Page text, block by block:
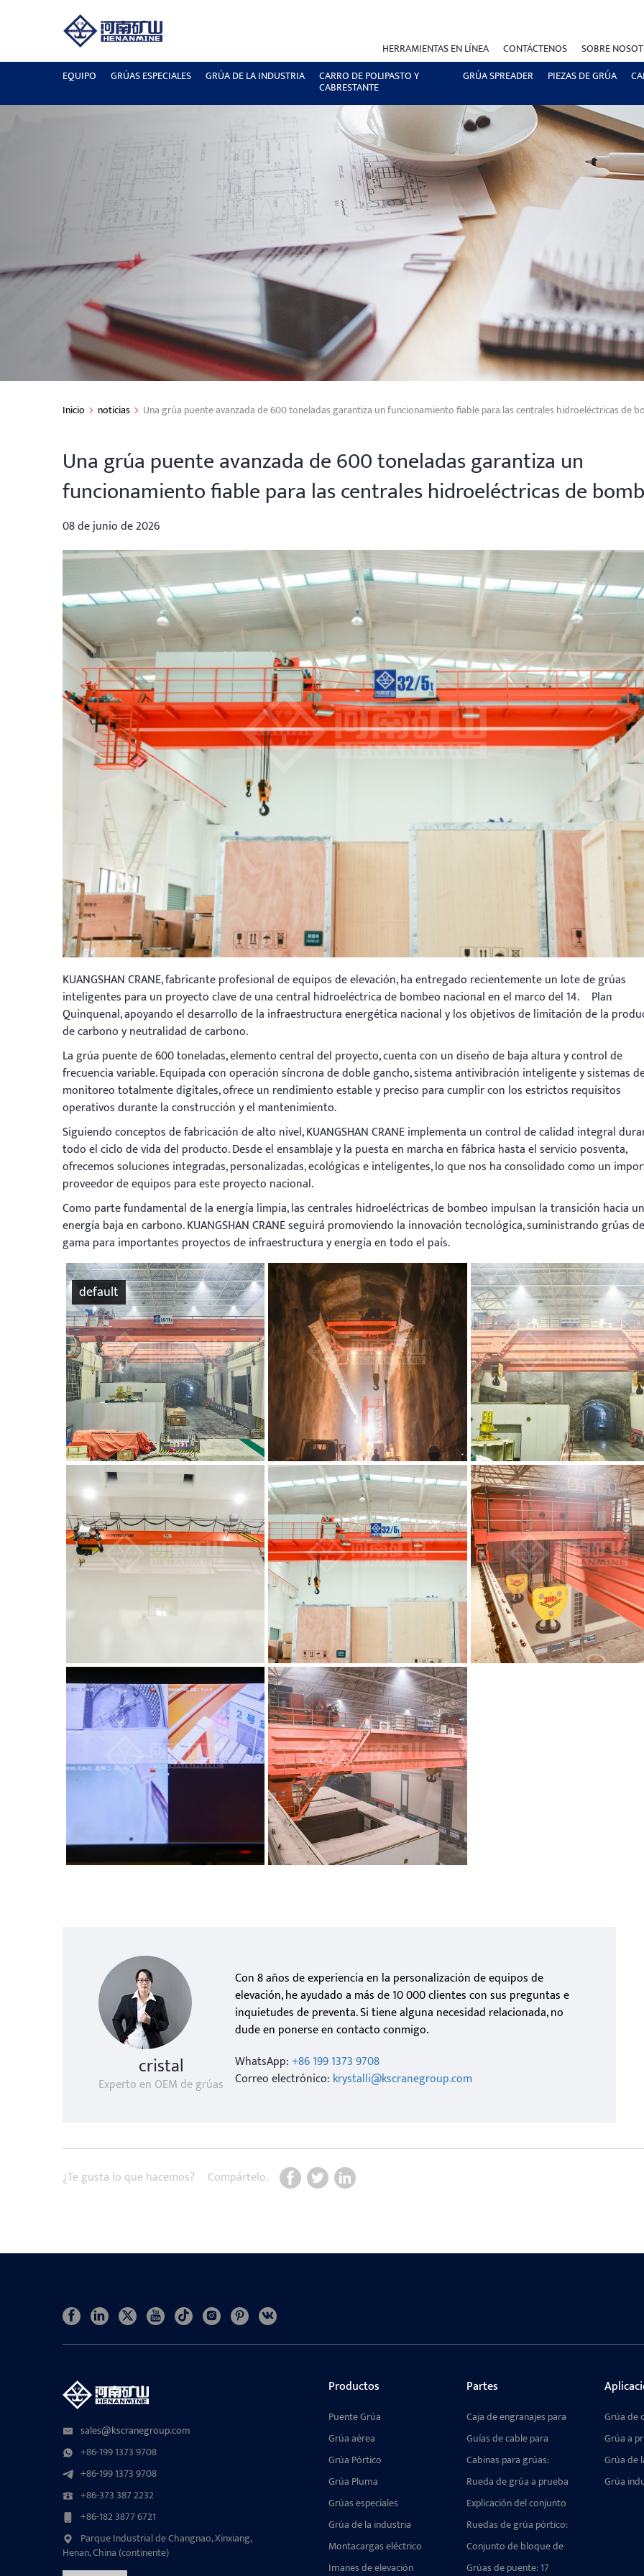
HERRAMIENTAS EN LÍNEA CONTÁCTENOS SOBRE
EQUIPO
GRÚAS ESPECIALES GRÚA DE LA INDUSTRIA CARRO DE POLIPASTO Y
CABRESTANTE
GRÚA SPREADER PIEZAS DE GRÚA
Inicio noticias Una grúa puente avanzada de 600 toneladas garantiza un funcionamiento fiable para las centrales hidroeléctricas de
Una grúa puente avanzada de 600 toneladas garantiza un
funcionamiento fiable para las centrales hidroeléctricas de
08 de junio de 2026
KUANGSHAN CRANE, fabricante profesional de equipos de elevación, ha entregado recientemente un lote de grúas
inteligentes para un proyecto clave de una central hidroeléctrica de bombeo nacional en el marco del 14.º Plan
Quinquenal, apoyando el desarrollo de la infraestructura energética nacional y los objetivos de limitación de la
de carbono y neutralidad de carbono.
La grúa puente de 600 toneladas, elemento central del proyecto, cuenta con un diseño de baja altura y control de
frecuencia variable. Equipada con operación síncrona de doble gancho, sistema antivibración inteligente y sistemas
monitoreo totalmente digitales, ofrece un rendimiento estable y preciso para cumplir con los estrictos requisitos
operativos durante la construcción y el mantenimiento.
Siguiendo conceptos de fabricación de alto nivel, KUANGSHAN CRANE implementa un control de calidad integral
todo el ciclo de vida del producto. Desde el ensamblaje y la puesta en marcha en fábrica hasta el servicio posventa,
ofrecemos soluciones integradas, personalizadas, ecológicas e inteligentes, lo que nos ha consolidado como un
proveedor de equipos para este proyecto nacional.
Como parte fundamental de la energía limpia, las centrales hidroeléctricas de bombeo impulsan la transición hacia
energía baja en carbono. KUANGSHAN CRANE seguirá promoviendo la innovación tecnológica, suministrando grúas
gama para importantes proyectos de infraestructura y energía en todo el país.
default
cristal
Experto en OEM de grúas
Con 8 años de experiencia en la personalización de equipos de
elevación, he ayudado a más de 10 000 clientes con sus preguntas e
inquietudes de preventa. Si tiene alguna necesidad relacionada, no
dude en ponerse en contacto conmigo.
WhatsApp:+86 199 1373 9708
Correo electrónico: krystalli@kscranegroup.com
¿Te gusta lo que hacemos? Compártelo.
sales@kscranegroup.com
+86-199 1373 9708
+86-199 1373 9708
+86-373 387 2232
+86-182 3877 6721
Parque Industrial de Changnao, Xinxiang,
Henan, China (continente)
Productos
Puente Grúa
Grúa aérea
Grúa Pórtico
Grúa Pluma
Grúas especiales
Grúa de la industria
Montacargas eléctrico
Imanes de elevación
Partes
Caja de engranajes para
grúa: transmisión suave,
alta capacidad de carga,
compatible con múltiples
mecanismos.
Guías de cable para
polipastos eléctricos:
Dispositivo antienredos
de configuración múltiple
Cabinas para grúas:
Componentes diseñados
a medida para
operaciones de elevación
de precisión con grúas.
Rueda de grúa a prueba
de explosiones para
entornos peligrosos:
diseño duradero y seguro
Explicación del conjunto
de bloque de rueda de
grúa portuaria:
estructura, tipos y guía
de selección para grúas
Ruedas de grúa pórtico:
La guía definitiva sobre
tipos, aplicaciones y
conjuntos de ruedas de
Conjunto de bloque de
ruedas para grúa aérea:
Grúas de puente: 17
Grúa de
Grúa a
Grúa de
Grúa